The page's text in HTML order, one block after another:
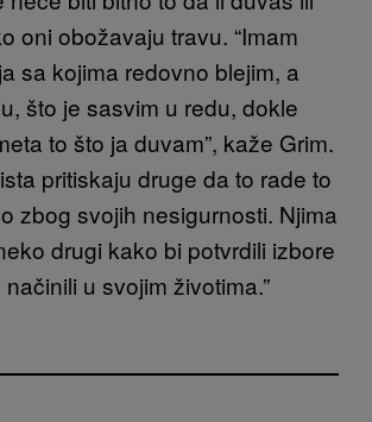
oni obožavaju travu. “Imam
sa kojima redovno blejim, a
što je sasvim u redu, dokle
to što ja duvam”, kaže Grim.
pritiskaju druge da to rade to
zbog svojih nesigurnosti. Njima
drugi kako bi potvrdili izbore
u svojim životima.”